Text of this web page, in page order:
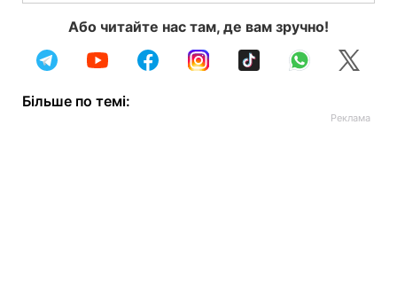
Або читайте нас там, де вам зручно!
Більше по темі: